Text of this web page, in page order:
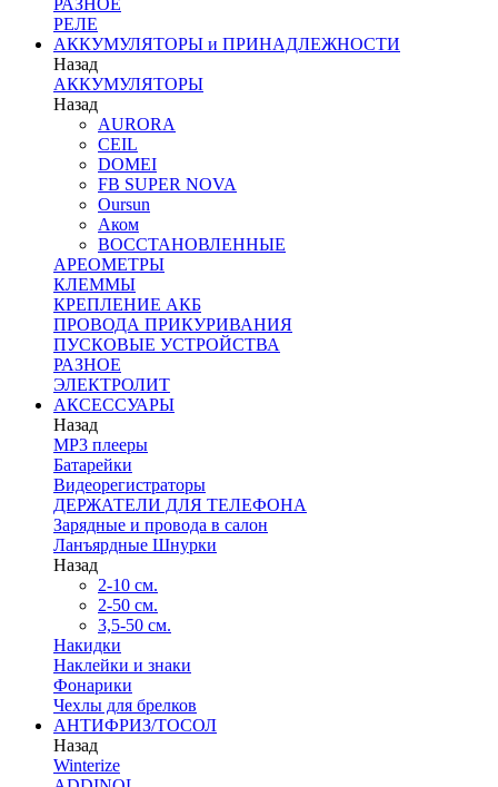
РАЗНОЕ
РЕЛЕ
АККУМУЛЯТОРЫ и ПРИНАДЛЕЖНОСТИ
Назад
АККУМУЛЯТОРЫ
Назад
AURORA
CEIL
DOMEI
FB SUPER NOVA
Oursun
Аком
ВОССТАНОВЛЕННЫЕ
АРЕОМЕТРЫ
КЛЕММЫ
КРЕПЛЕНИЕ АКБ
ПРОВОДА ПРИКУРИВАНИЯ
ПУСКОВЫЕ УСТРОЙСТВА
РАЗНОЕ
ЭЛЕКТРОЛИТ
АКСЕССУАРЫ
Назад
MP3 плееры
Батарейки
Видеорегистраторы
ДЕРЖАТЕЛИ ДЛЯ ТЕЛЕФОНА
Зарядные и провода в салон
Ланъярдные Шнурки
Назад
2-10 см.
2-50 см.
3,5-50 см.
Накидки
Наклейки и знаки
Фонарики
Чехлы для брелков
АНТИФРИЗ/ТОСОЛ
Назад
Winterize